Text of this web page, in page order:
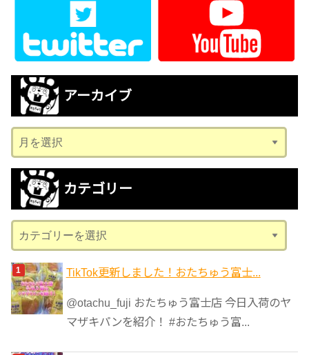
アーカイブ
ー
カ
ブ
カテゴリー
テ
ゴ
リ
ー
TikTok更新しました！おたちゅう富士...
@otachu_fuji おたちゅう富士店 今日入荷のヤ
マザキパンを紹介！ #おたちゅう富...